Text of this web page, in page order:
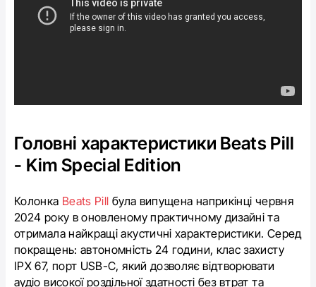
Головні характеристики Beats Pill
- Kim Special Edition
Колонка Beats Pill була випущена наприкінці червня
2024 року в оновленому практичному дизайні та
отримала найкращі акустичні характеристики. Серед
покращень: автономність 24 години, клас захисту
IPX 67, порт USB-C, який дозволяє відтворювати
аудіо високої роздільної здатності без втрат та